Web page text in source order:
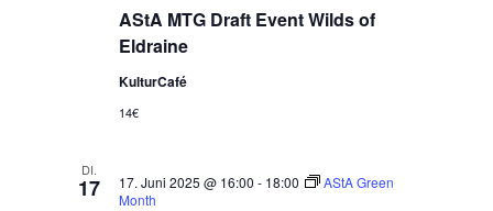
AStA MTG Draft Event Wilds of
Eldraine
KulturCafé
14€
DI.
17 17. Juni 2025 @ 16:00 - 18:00
AStA Green
Month